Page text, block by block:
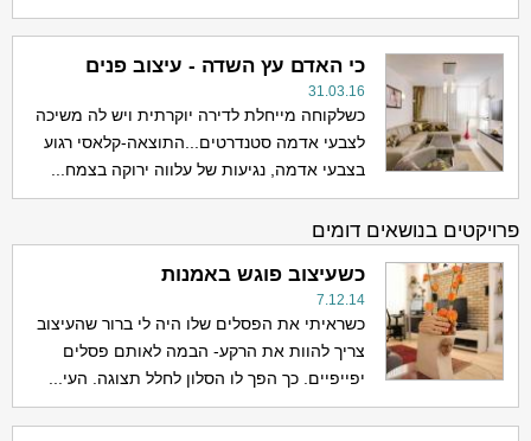
כי האדם עץ השדה - עיצוב פנים
31.03.16
כשלקוחה מייחלת לדירה יוקרתית ויש לה משיכה
לצבעי אדמה סטנדרטים...התוצאה-קלאסי רגוע
בצבעי אדמה, נגיעות של עלווה ירוקה בצמח...
פרויקטים בנושאים דומים
כשעיצוב פוגש באמנות
7.12.14
כשראיתי את הפסלים שלו היה לי ברור שהעיצוב
צריך להוות את הרקע- הבמה לאותם פסלים
יפייפיים. כך הפך לו הסלון לחלל תצוגה. העי...